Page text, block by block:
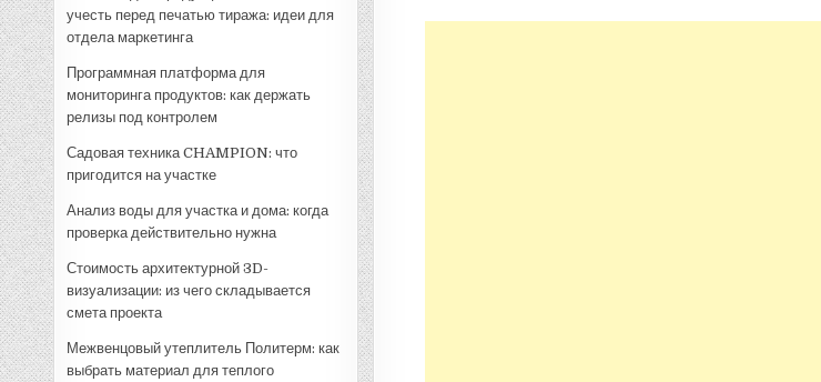
учесть перед печатью тиража: идеи для
отдела маркетинга
Программная платформа для
мониторинга продуктов: как держать
релизы под контролем
Садовая техника CHAMPION: что
пригодится на участке
Анализ воды для участка и дома: когда
проверка действительно нужна
Стоимость архитектурной 3D-
визуализации: из чего складывается
смета проекта
Межвенцовый утеплитель Политерм: как
выбрать материал для теплого